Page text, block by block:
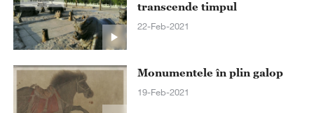
transcende timpul
22-Feb-2021
Monumentele în plin galop
19-Feb-2021